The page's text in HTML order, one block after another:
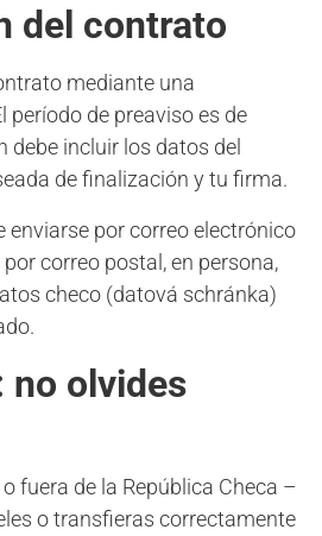
del contrato
mediante una
período de preaviso es de
debe incluir los datos del
de finalización y tu firma.
enviarse por correo electrónico
correo postal, en persona,
checo (datová schránka)
no olvides
fuera de la República Checa –
o transfieras correctamente